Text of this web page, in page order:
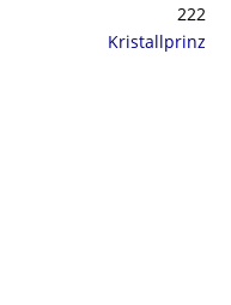
222
Kristallprinz